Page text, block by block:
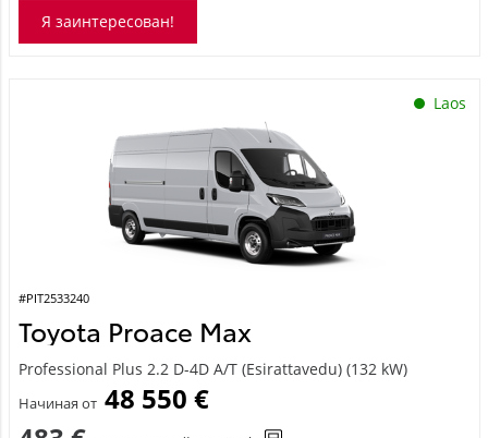
Я заинтересован!
Laos
#PIT2533240
Toyota Proace Max
Professional Plus 2.2 D-4D A/T (Esirattavedu) (132 kW)
Начиная от 48 550 €